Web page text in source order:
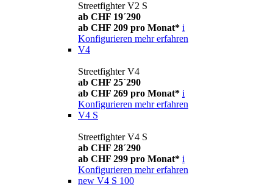
Streetfighter V2 S
ab CHF 19´290
ab CHF 209 pro Monat* i
Konfigurieren mehr erfahren
V4
Streetfighter V4
ab CHF 25´290
ab CHF 269 pro Monat* i
Konfigurieren mehr erfahren
V4 S
Streetfighter V4 S
ab CHF 28´290
ab CHF 299 pro Monat* i
Konfigurieren mehr erfahren
new V4 S 100